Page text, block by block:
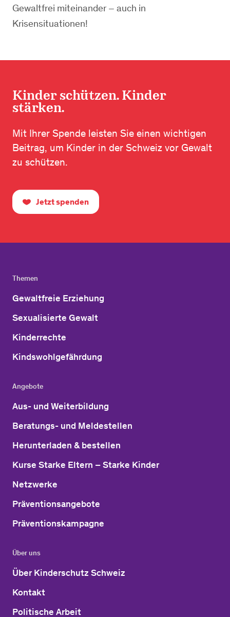
Gewaltfrei miteinander – auch in
Krisensituationen!
Kinder schützen. Kinder
stärken.
Mit Ihrer Spende leisten Sie einen wichtigen
Beitrag, um Kinder in der Schweiz vor Gewalt
zu schützen.
Jetzt spenden
Themen
Gewaltfreie Erziehung
Sexualisierte Gewalt
Kinderrechte
Kindswohlgefährdung
Angebote
Aus- und Weiterbildung
Beratungs- und Meldestellen
Herunterladen & bestellen
Kurse Starke Eltern – Starke Kinder
Netzwerke
Präventionsangebote
Präventionskampagne
Über uns
Über Kinderschutz Schweiz
Kontakt
Politische Arbeit